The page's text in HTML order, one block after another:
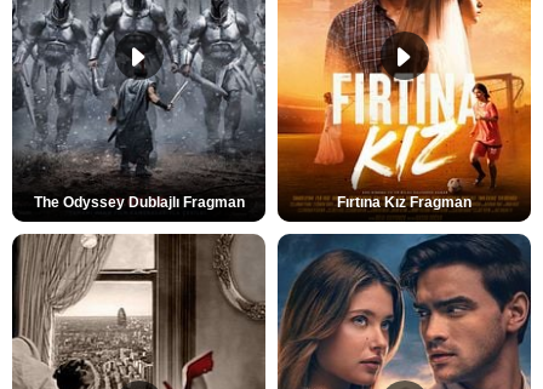
The Odyssey Dublajlı Fragman Fırtına Kız Fragman